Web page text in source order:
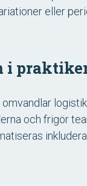
eller
i
och frigör